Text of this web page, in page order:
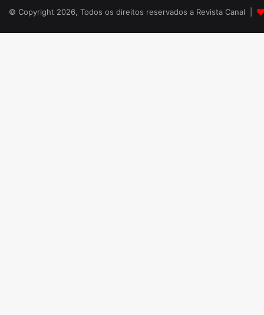
© Copyright 2026, Todos os direitos reservados a Revista Canal |